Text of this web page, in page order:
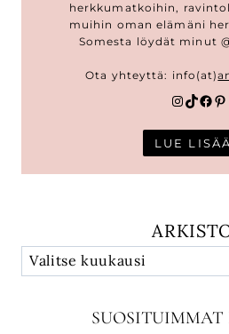
herkkumatkoihin,
muihin oman elämäni
Somesta löydät minut
Ota yhteyttä: info(at)
TikTok
LUE
SUOSITUIMMAT